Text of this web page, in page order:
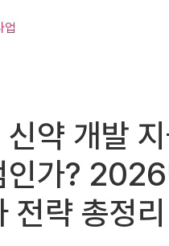
업
약 개발
인가?
전략 총정리